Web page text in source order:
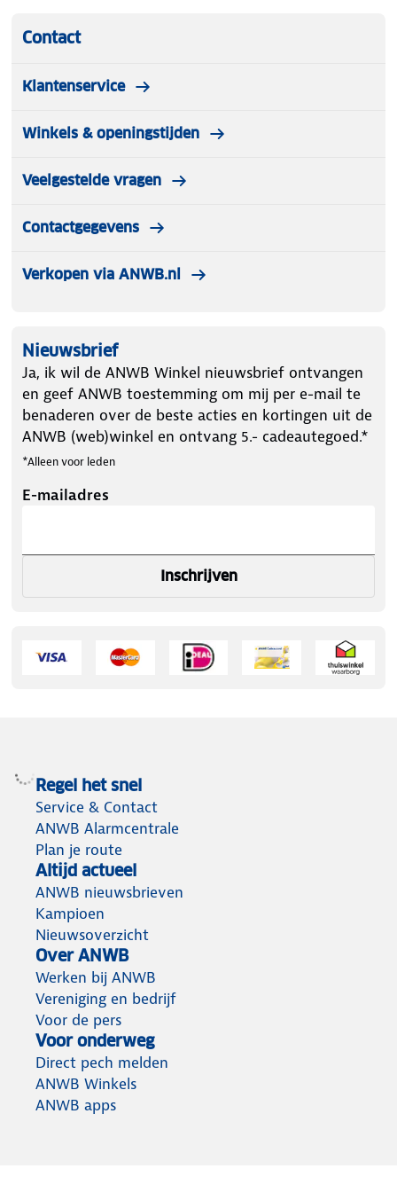
Contact
Klantenservice
Winkels & openingstijden
Veelgestelde vragen
Contactgegevens
Verkopen via ANWB.nl
Nieuwsbrief
Ja, ik wil de ANWB Winkel nieuwsbrief ontvangen
en geef ANWB toestemming om mij per e-mail te
benaderen over de beste acties en kortingen uit de
ANWB (web)winkel en ontvang 5.- cadeautegoed.*
*Alleen voor leden
E-mailadres
Inschrijven
Regel het snel
Service & Contact
ANWB Alarmcentrale
Plan je route
Altijd actueel
ANWB nieuwsbrieven
Kampioen
Nieuwsoverzicht
Over ANWB
Werken bij ANWB
Vereniging en bedrijf
Voor de pers
Voor onderweg
Direct pech melden
ANWB Winkels
ANWB apps